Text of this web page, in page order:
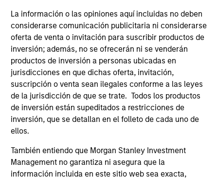
La información o las opiniones aquí incluidas no deben
considerarse comunicación publicitaria ni considerarse
oferta de venta o invitación para suscribir productos de
inversión; además, no se ofrecerán ni se venderán
productos de inversión a personas ubicadas en
jurisdicciones en que dichas oferta, invitación,
suscripción o venta sean ilegales conforme a las leyes
de la jurisdicción de que se trate. Todos los productos
de inversión están supeditados a restricciones de
inversión, que se detallan en el folleto de cada uno de
ellos.
También entiendo que Morgan Stanley Investment
Management no garantiza ni asegura que la
información incluida en este sitio web sea exacta,
only as a convenience and the inclusion of any hyperlink is
not and does not imply any endorsement, approval,
investigation, verification or monitoring by us of any
information contained in any hyperlinked site. In no event
shall we be responsible for the information contained on
the site or your use of such site.